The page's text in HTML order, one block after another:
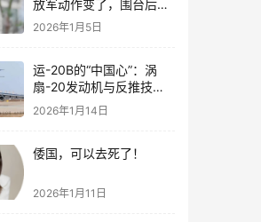
放军动作变了，围台后的
“真正杀招”曝光
2026年1月5日
运-20B的“中国心”：涡
扇-20发动机与反推技术
大突破！
2026年1月14日
倭国，可以去死了！
2026年1月11日